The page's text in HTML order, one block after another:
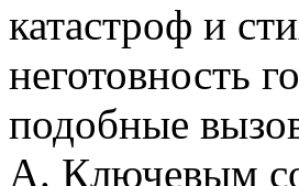
катастроф и
неготовность
подобные
А. Ключевым